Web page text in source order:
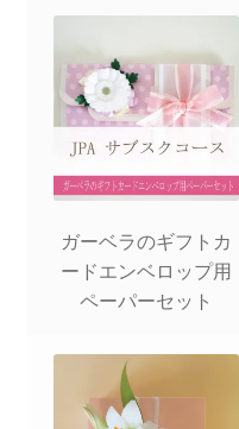
ガーベラのギフトカ
ードエンベロップ用
ペーパーセット